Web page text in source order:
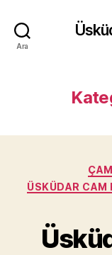
Ara
ÜSKÜDAR CAM